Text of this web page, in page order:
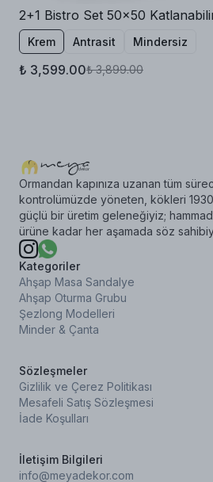
Krem Antrasit Mindersiz
₺ 3,599.00₺ 3,899.00
Ormandan kapınıza uzanan tüm
kontrolümüzde yöneten, kökleri
güçlü bir üretim geleneğiyiz;
ürüne kadar her aşamada söz
Kategoriler
Ahşap Masa Sandalye
Ahşap Oturma Grubu
Şezlong Modelleri
Minder & Çanta
Sözleşmeler
Gizlilik ve Çerez Politikası
Mesafeli Satış Sözleşmesi
İade Koşulları
İletişim Bilgileri
info@meyadekor.com